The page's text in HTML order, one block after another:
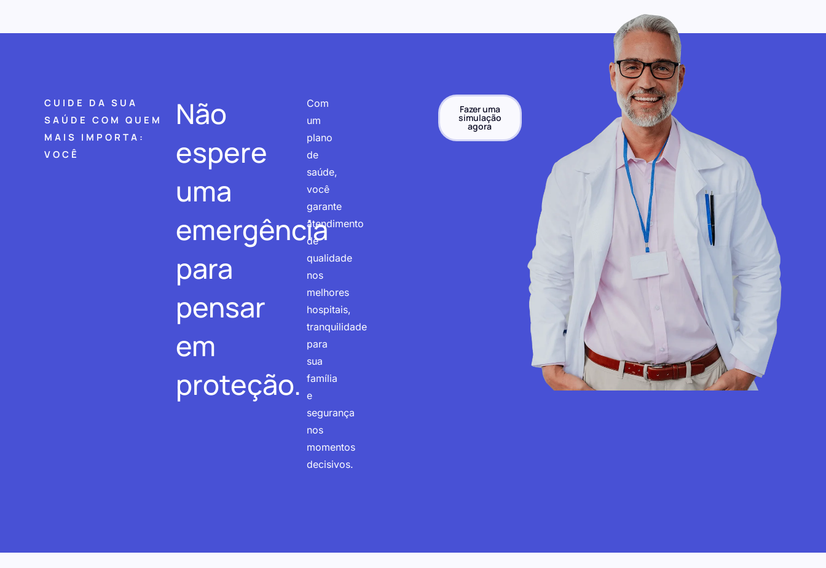
CUIDE DA SUA
SAÚDE COM QUEM
MAIS IMPORTA:
VOCÊ
Não
espere
uma
emergência
para
pensar
em
proteção.
Com
um
plano
de
saúde,
você
garante
atendimento
de
qualidade
nos
melhores
hospitais,
tranquilidade
para
sua
família
e
segurança
nos
momentos
decisivos.
Fazer uma
simulação
agora